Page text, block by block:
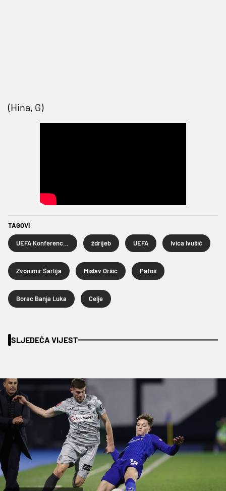
(Hina, G)
TAGOVI
ždrijeb UEFA Ivica Ivušić
Zvonimir Šarlija Mislav Oršić Pafos
Borac Banja Luka Celje
SLJEDEĆA VIJEST